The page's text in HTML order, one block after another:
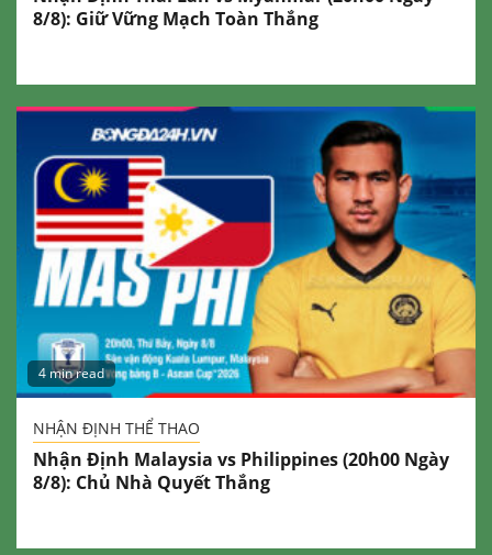
8/8): Giữ Vững Mạch Toàn Thắng
4 min read
NHẬN ĐỊNH THỂ THAO
Nhận Định Malaysia vs Philippines (20h00 Ngày
8/8): Chủ Nhà Quyết Thắng